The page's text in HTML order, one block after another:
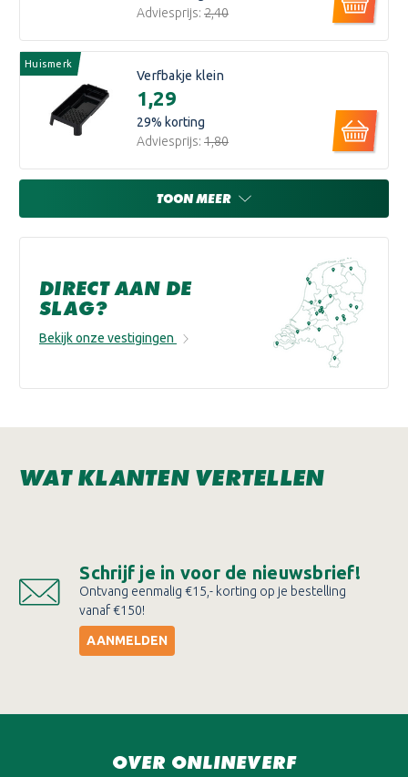
Adviesprijs: €2,40
Huismerk
Verfbakje klein
€1,29
29% korting
Adviesprijs: €1,80
TOON MEER
DIRECT AAN DE
SLAG?
Bekijk onze vestigingen
WAT KLANTEN VERTELLEN
Schrijf je in voor de nieuwsbrief!
Ontvang eenmalig €15,- korting op je bestelling
vanaf €150!
AANMELDEN
OVER ONLINEVERF